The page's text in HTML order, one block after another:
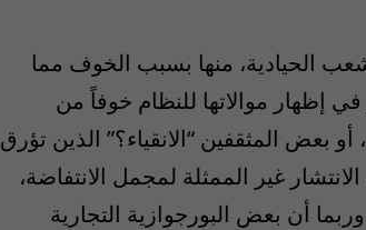
الحيادية، منها بسبب الخوف مما
إظهار موالاتها للنظام خوفاً من
بعض المثقفين “الانقياء؟” الذين تؤرق
غير الممثلة لمجمل الانتفاضة،
أن بعض البورجوازية التجارية